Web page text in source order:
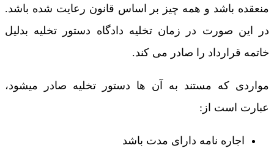
منعقده باشد و همه چیز بر اساس قانون رعایت شده باشد.
در این صورت در زمان تخلیه دادگاه دستور تخلیه بدلیل
خاتمه قرارداد را صادر می کند.
مواردی که مستند به آن ها دستور تخلیه صادر میشود،
عبارت است از:
اجاره نامه دارای مدت باشد